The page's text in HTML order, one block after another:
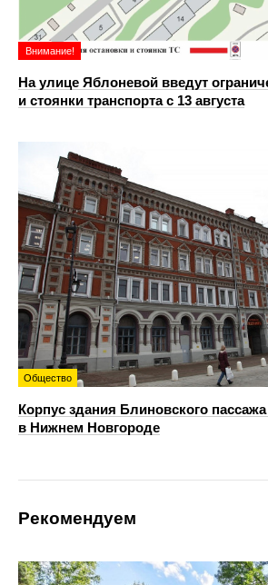
Внимание!
На улице Яблоневой введут
и стоянки транспорта с 13 августа
Общество
Корпус здания Блиновского
в Нижнем Новгороде
Рекомендуем